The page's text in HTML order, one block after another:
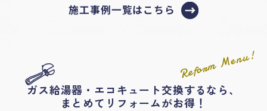
施工事例一覧はこちら
Reform Menu!
ガス給湯器・エコキュート交換するなら、
まとめてリフォームがお得！